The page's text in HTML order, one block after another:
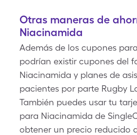
Otras maneras de
Niacinamida
Además de los cupones
podrían existir cupones del
Niacinamida y planes de
pacientes por parte Rugby
También puedes usar tu
para Niacinamida de
obtener un precio reducido